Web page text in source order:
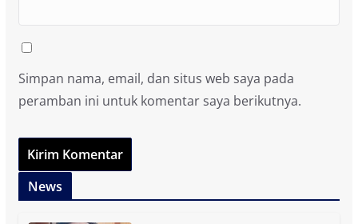
Simpan nama, email, dan situs web saya pada
peramban ini untuk komentar saya berikutnya.
News